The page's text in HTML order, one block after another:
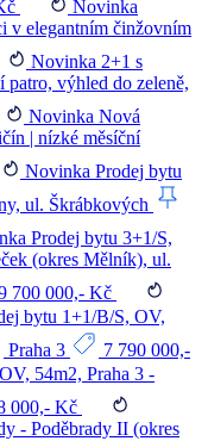
Novinka
v elegantním činžovním
Novinka 2+1 s
výhled do zeleně,
Novinka Nová
| nízké měsíční
Novinka Prodej bytu
ul. Škrábkových
Prodej bytu 3+1/S,
(okres Mělník), ul.
700 000,- Kč
bytu 1+1/B/S, OV,
Praha 3
7 790 000,-
54m2, Praha 3 -
000,- Kč
- Poděbrady II (okres